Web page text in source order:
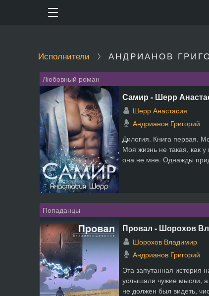
Исполнители АНДРИАНОВ
Любовный роман
Самир - Шерр
Шерр Анастасия
Андрианов Григорий
Дилогия. Книга первая.
Моя жизнь не такая, как
она не мне. Однажды
Попаданцы
Провал - Шорохов
Шорохов Владимир
Андрианов Григорий
Эта запутанная история
услышали чужие мысли, а
не должен был видеть,